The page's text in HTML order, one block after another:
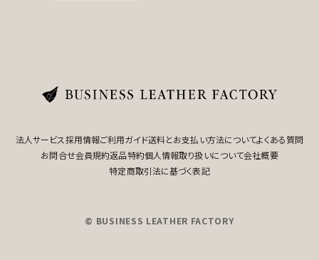
法人サービス採用情報ご利用ガイド送料とお支払い方法についてよくある質問
お問合せ会員規約返品特約個人情報取り扱いについて会社概要
特定商取引法に基づく表記
© BUSINESS LEATHER FACTORY